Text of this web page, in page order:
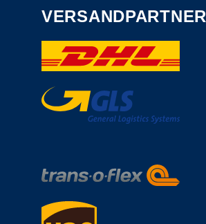
VERSANDPARTNER